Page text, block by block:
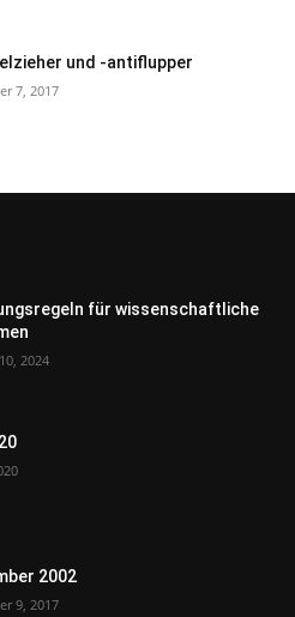
und -antiflupper
7, 2017
für wissenschaftliche
2024
2002
9, 2017